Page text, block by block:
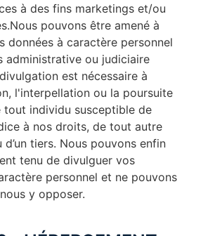
à des fins marketings et/ou
pouvons être amené à
données à caractère personnel
administrative ou judiciaire
est nécessaire à
l'interpellation ou la poursuite
tout individu susceptible de
à nos droits, de tout autre
tiers. Nous pouvons enfin
tenu de divulguer vos
personnel et ne pouvons
y opposer.